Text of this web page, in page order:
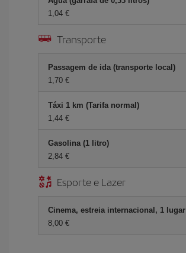
1,04 €
Transporte
Passagem de ida (transporte local)
1,70 €
Táxi 1 km (Tarifa normal)
1,44 €
Gasolina (1 litro)
2,84 €
Esporte e Lazer
Cinema, estreia internacional, 1 lugar
8,00 €